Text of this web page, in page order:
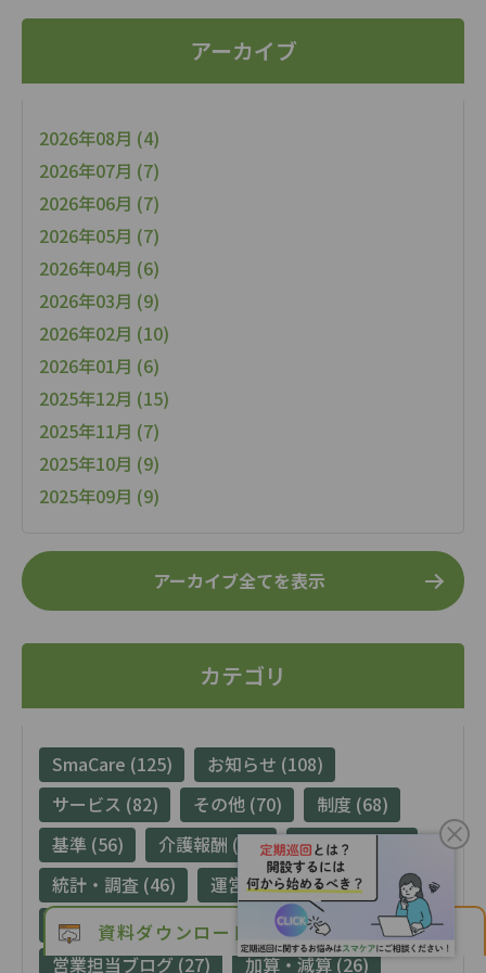
アーカイブ
2026年08月 (4)
2026年07月 (7)
2026年06月 (7)
2026年05月 (7)
2026年04月 (6)
2026年03月 (9)
2026年02月 (10)
2026年01月 (6)
2025年12月 (15)
2025年11月 (7)
2025年10月 (9)
2025年09月 (9)
アーカイブ全てを表示
カテゴリ
SmaCare (125)
お知らせ (108)
サービス (82)
その他 (70)
制度 (68)
基準 (56)
介護報酬 (54)
導入事例 (47)
統計・調査 (46)
運営 (41)
報酬算定・単位数 (36)
地域提供 (29)
営業担当ブログ (27)
加算・減算 (26)
資料ダウンロード お問い合わせ